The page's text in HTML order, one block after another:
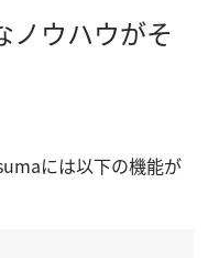
ノウハウがそ
には以下の機能が